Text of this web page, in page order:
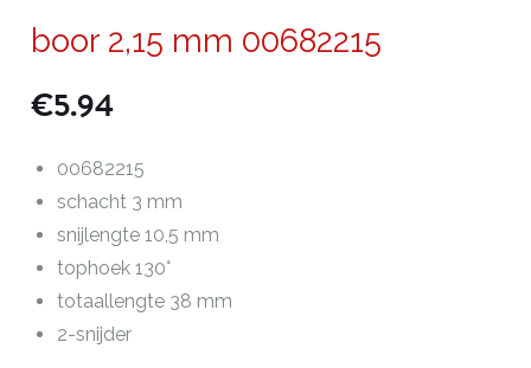
boor 2,15 mm 00682215
€5.94
00682215
schacht 3 mm
snijlengte 10,5 mm
tophoek 130°
totaallengte 38 mm
2-snijder